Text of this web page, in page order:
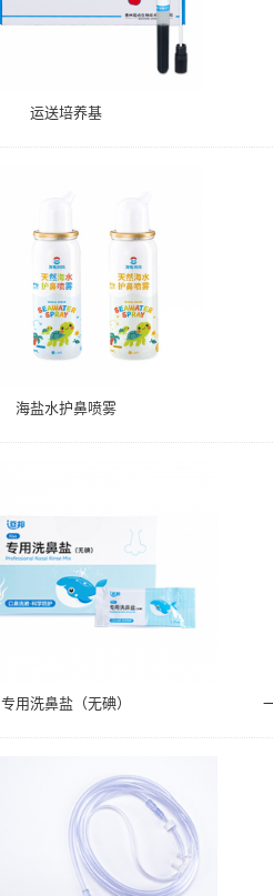
运送培养基
海盐水护鼻喷雾
专用洗鼻盐（无碘）